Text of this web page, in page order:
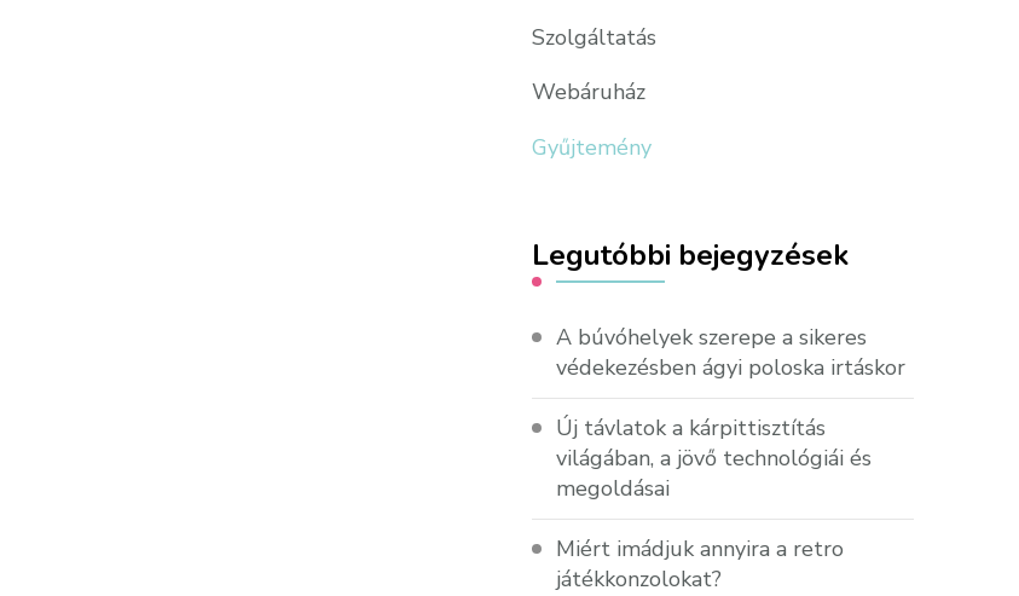
Szolgáltatás
Webáruház
Gyűjtemény
Legutóbbi bejegyzések
A búvóhelyek szerepe a sikeres
védekezésben ágyi poloska irtáskor
Új távlatok a kárpittisztítás
világában, a jövő technológiái és
megoldásai
Miért imádjuk annyira a retro
játékkonzolokat?